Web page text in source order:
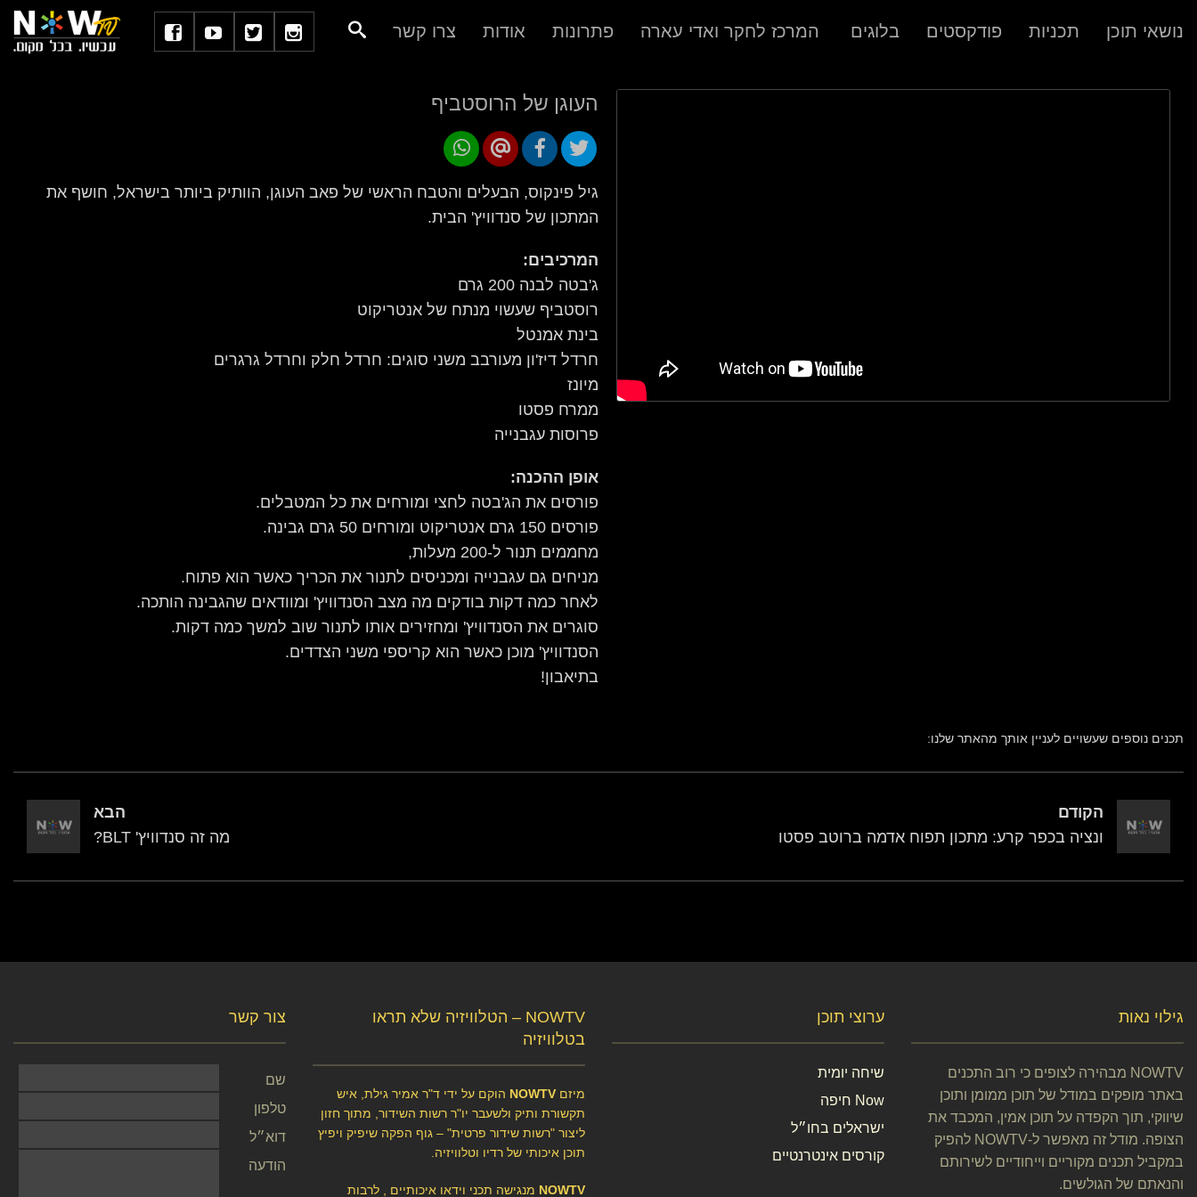
נושאי תוכן תכניות פודקסטים בלוגים המרכז לחקר ואדי עארה פתרונות אודות צרו קשר
העוגן של הרוסטביף
גיל פינקוס, הבעלים והטבח הראשי של פאב העוגן, הוותיק ביותר בישראל, חושף את
המתכון של סנדוויץ' הבית.
המרכיבים:
ג'בטה לבנה 200 גרם
רוסטביף שעשוי מנתח של אנטריקוט
בינת אמנטל
חרדל דיז'ון מעורבב משני סוגים: חרדל חלק וחרדל גרגרים
מיונז
ממרח פסטו
פרוסות עגבנייה
אופן ההכנה:
פורסים את הג'בטה לחצי ומורחים את כל המטבלים.
פורסים 150 גרם אנטריקוט ומורחים 50 גרם גבינה.
מחממים תנור ל-200 מעלות,
מניחים גם עגבנייה ומכניסים לתנור את הכריך כאשר הוא פתוח.
לאחר כמה דקות בודקים מה מצב הסנדוויץ' ומוודאים שהגבינה הותכה.
סוגרים את הסנדוויץ' ומחזירים אותו לתנור שוב למשך כמה דקות.
הסנדוויץ' מוכן כאשר הוא קריספי משני הצדדים.
בתיאבון!
תכנים נוספים שעשויים לעניין אותך מהאתר שלנו:
הבא
מה זה סנדוויץ' BLT?
הקודם
ונציה בכפר קרע: מתכון תפוח אדמה ברוטב פסטו
צור קשר
שם
טלפון
דוא״ל
הודעה
NOWTV – הטלוויזיה שלא תראו
בטלוויזיה
מיזם NOWTV הוקם על ידי ד"ר אמיר גילת, איש
תקשורת ותיק ולשעבר יו"ר רשות השידור, מתוך חזון
ליצור "רשות שידור פרטית" – גוף הפקה שיפיק ויפיץ
תוכן איכותי של רדיו וטלוויזיה.
NOWTV מנגישה תכני וידאו איכותיים , לרבות
ערוצי תוכן
שיחה יומית
Now חיפה
ישראלים בחו״ל
קורסים אינטרנטיים
גילוי נאות
NOWTV מבהירה לצופים כי רוב התכנים
באתר מופקים במודל של תוכן ממומן ותוכן
שיווקי, תוך הקפדה על תוכן אמין, המכבד את
הצופה. מודל זה מאפשר ל-NOWTV להפיק
במקביל תכנים מקוריים וייחודיים לשירותם
והנאתם של הגולשים.